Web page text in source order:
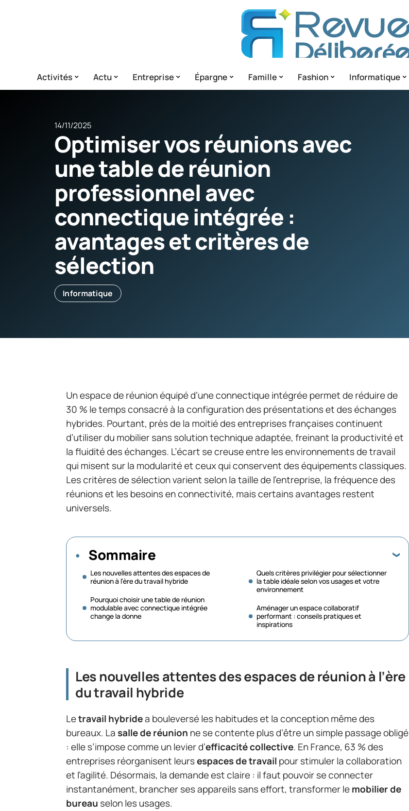
Activités Actu Entreprise Épargne Famille Fashion Informatique
14/11/2025
Optimiser vos réunions avec
une table de réunion
professionnel avec
connectique intégrée :
avantages et critères de
sélection
Informatique
Un espace de réunion équipé d’une connectique intégrée permet de réduire de
30 % le temps consacré à la configuration des présentations et des échanges
hybrides. Pourtant, près de la moitié des entreprises françaises continuent
d’utiliser du mobilier sans solution technique adaptée, freinant la productivité et
la fluidité des échanges. L’écart se creuse entre les environnements de travail
qui misent sur la modularité et ceux qui conservent des équipements classiques.
Les critères de sélection varient selon la taille de l’entreprise, la fréquence des
réunions et les besoins en connectivité, mais certains avantages restent
universels.
Sommaire
Les nouvelles attentes des espaces de
réunion à l’ère du travail hybride
Pourquoi choisir une table de réunion
modulable avec connectique intégrée
change la donne
Quels critères privilégier pour sélectionner
la table idéale selon vos usages et votre
environnement
Aménager un espace collaboratif
performant : conseils pratiques et
inspirations
Les nouvelles attentes des espaces de réunion à l’ère
du travail hybride
Letravail hybridea bouleversé les habitudes et la conception même des
bureaux. La salle de réunion ne se contente plus d’être un simple passage obligé
: elle s’impose comme un levier d’efficacité collective. En France, 63 % des
entreprises réorganisent leursespaces de travail pour stimuler la collaboration
et l’agilité. Désormais, la demande est claire : il faut pouvoir se connecter
instantanément, brancher ses appareils sans effort, transformer lemobilier de
bureau selon les usages.